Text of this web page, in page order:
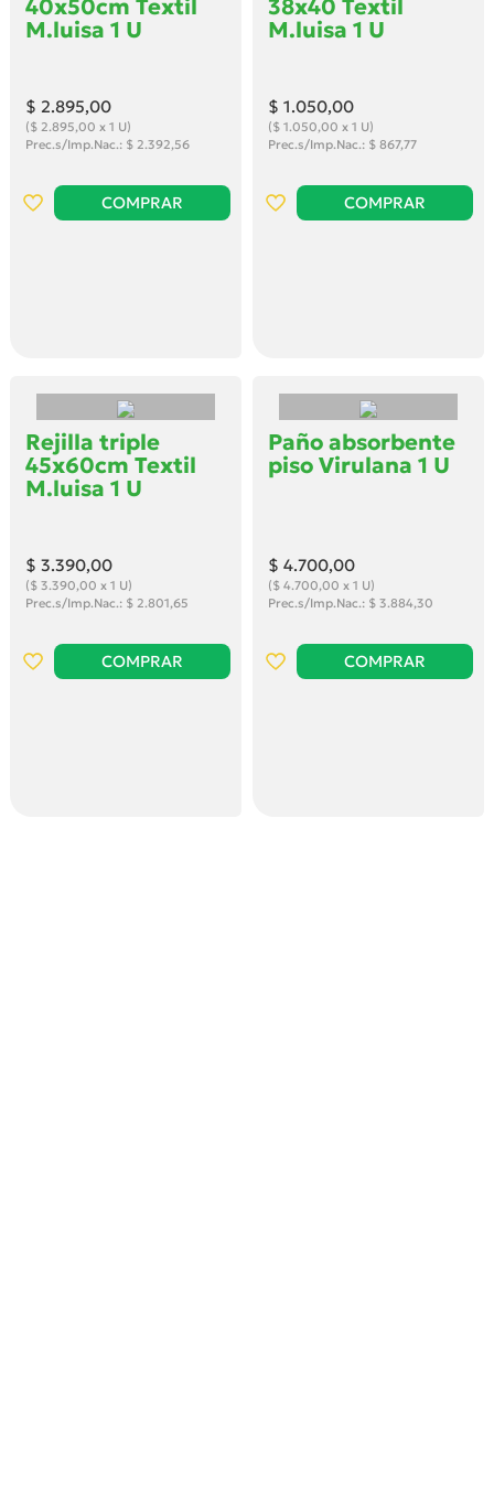
40x50cm Textil
M.luisa 1 U
$ 2.895,00
($ 2.895,00 x 1 U)
Prec.s/Imp.Nac.: $ 2.392,56
COMPRAR
38x40 Textil
M.luisa 1 U
$ 1.050,00
($ 1.050,00 x 1 U)
Prec.s/Imp.Nac.: $ 867,77
COMPRAR
Rejilla triple
45x60cm Textil
M.luisa 1 U
$ 3.390,00
($ 3.390,00 x 1 U)
Prec.s/Imp.Nac.: $ 2.801,65
COMPRAR
Paño absorbente
piso Virulana 1 U
$ 4.700,00
($ 4.700,00 x 1 U)
Prec.s/Imp.Nac.: $ 3.884,30
COMPRAR